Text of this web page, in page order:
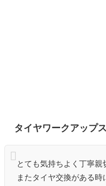
タイヤワークアップ
とても気持ちよく丁寧親
またタイヤ交換がある時